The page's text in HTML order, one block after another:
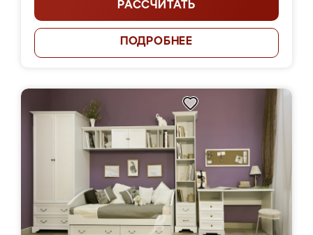
РАССЧИТАТЬ
ПОДРОБНЕЕ